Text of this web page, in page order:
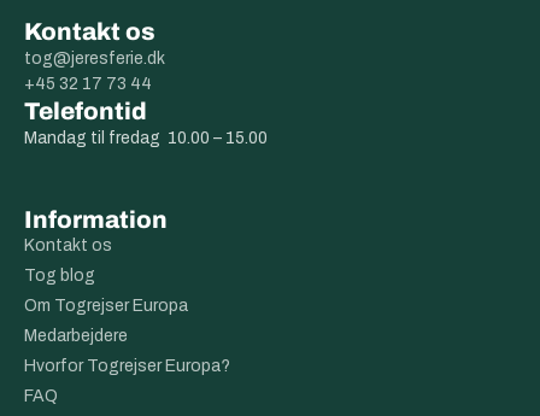
Kontakt os
tog@jeresferie.dk
+45 32 17 73 44
Telefontid
Mandag til fredag 10.00 – 15.00
Information
Kontakt os
Tog blog
Om Togrejser Europa
Medarbejdere
Hvorfor Togrejser Europa?
FAQ